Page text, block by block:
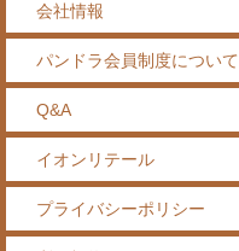
会社情報
パンドラ会員制度について
Q&A
イオンリテール
プライバシーポリシー